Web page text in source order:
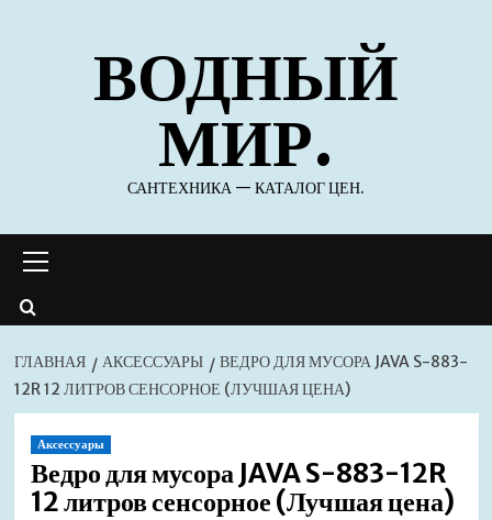
содержимомуВОДНЫЙ
МИР.
САНТЕХНИКА — КАТАЛОГ ЦЕН.
меню
ГЛАВНАЯ АКСЕССУАРЫ
ВЕДРО ДЛЯ МУСОРА JAVA S-883-
12R 12 ЛИТРОВ СЕНСОРНОЕ (ЛУЧШАЯ ЦЕНА)
Аксессуары
Ведро для мусора JAVA S-883-12R
12 литров сенсорное (Лучшая цена)